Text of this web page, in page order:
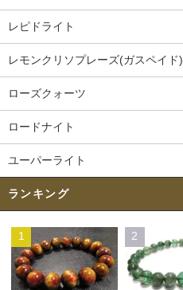
レピドライト
レモンクリソプレーズ(ガスペイド)
ローズクォーツ
ロードナイト
ユーパーライト
ランキング
1 2